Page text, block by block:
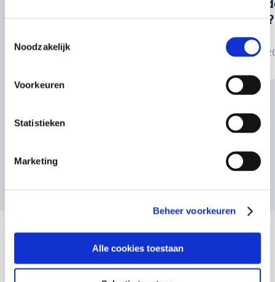
Noodzakelijk
Voorkeuren
Statistieken
Marketing
Beheer voorkeuren
Alle cookies toestaan
03 juli 2025
oorpijn?
12 juni
Vragen over onze cursussen?